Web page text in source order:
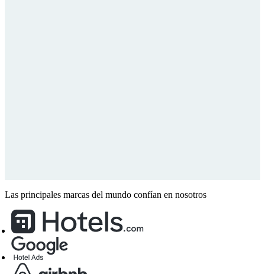
Las principales marcas del mundo confían en nosotros